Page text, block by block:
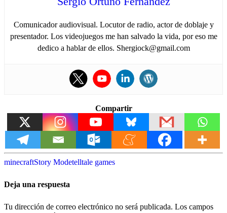
Comunicador audiovisual. Locutor de radio, actor de doblaje y
presentador. Los videojuegos me han salvado la vida, por eso me
dedico a hablar de ellos. Shergiock@gmail.com
Compartir
minecraftStory Modetelltale games
Deja una respuesta
Tu dirección de correo electrónico no será publicada. Los campos